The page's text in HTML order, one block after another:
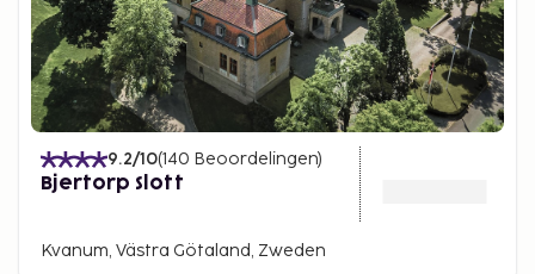
9.2/10(140 Beoordelingen)
Bjertorp Slott
Kvanum, Västra Götaland, Zweden